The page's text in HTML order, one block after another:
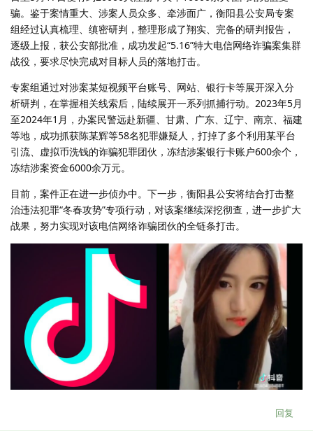
骗。鉴于案情重大、涉案人员众多、牵涉面广，衡阳县公安局专案
组经过认真梳理、缜密研判，整理形成了翔实、完备的研判报告，
逐级上报，获公安部批准，成功发起“5.16”特大电信网络诈骗案集群
战役，要求尽快完成对目标人员的落地打击。
专案组通过对涉案某短视频平台账号、网站、银行卡等展开深入分
析研判，在掌握相关线索后，陆续展开一系列抓捕行动。2023年5月
至2024年1月，办案民警远赴新疆、甘肃、广东、辽宁、南京、福建
等地，成功抓获陈某辉等58名犯罪嫌疑人，打掉了多个利用某平台
引流、虚拟币洗钱的诈骗犯罪团伙，冻结涉案银行卡账户600余个，
冻结涉案资金6000余万元。
目前，案件正在进一步侦办中。下一步，衡阳县公安将结合打击整
治违法犯罪“冬春攻势”专项行动，对该案继续深挖彻查，进一步扩大
战果，努力实现对该电信网络诈骗团伙的全链条打击。
回复